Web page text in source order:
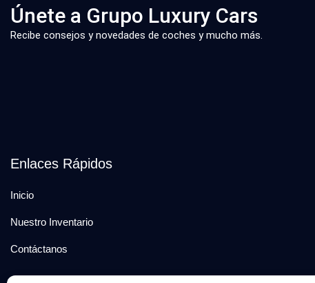
Únete a Grupo Luxury Cars
Recibe consejos y novedades de coches y mucho más.
Enlaces Rápidos
Inicio
Nuestro Inventario
Contáctanos